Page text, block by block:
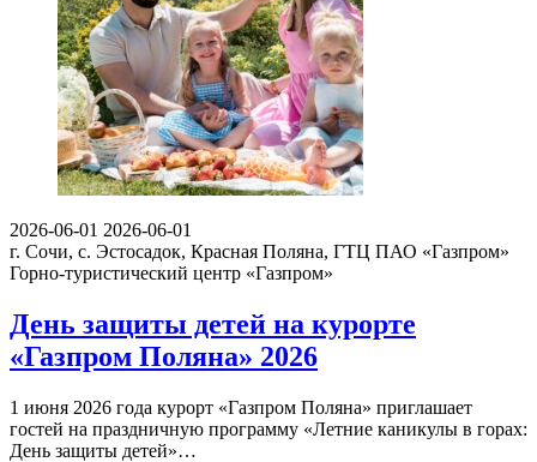
2026-06-01 2026-06-01
г. Сочи, с. Эстосадок, Красная Поляна, ГТЦ ПАО «Газпром»
Горно-туристический центр «Газпром»
День защиты детей на курорте
«Газпром Поляна» 2026
1 июня 2026 года курорт «Газпром Поляна» приглашает
гостей на праздничную программу «Летние каникулы в горах:
День защиты детей»…